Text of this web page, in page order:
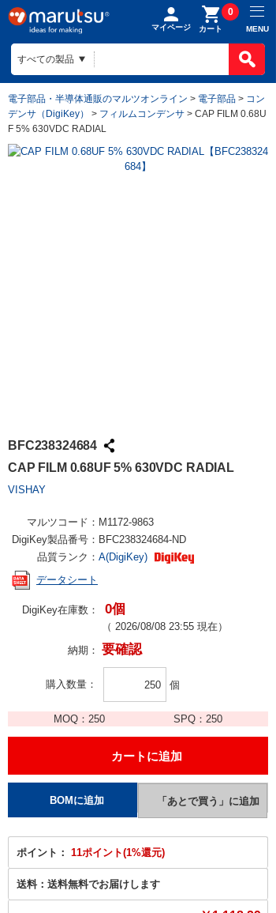
マイページ カート
0
MENU
電子部品・半導体通販のマルツオンライン > 電子部品 > コン
デンサ（DigiKey）
> フィルムコンデンサ > CAP FILM 0.68U
F 5% 630VDC RADIAL
BFC238324684
CAP FILM 0.68UF 5% 630VDC RADIAL
VISHAY
マルツコード： M1172-9863
DigiKey製品番号： BFC238324684-ND
品質ランク： A(DigiKey)
データシート
DigiKey在庫数： 0個
（ 2026/08/08 23:55 現在）
納期： 要確認
購入数量 個
MOQ：250 SPQ： 250
ポイント： 11ポイント(1%還元)
送料： 送料無料でお届けします